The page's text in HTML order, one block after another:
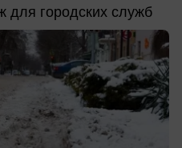
для городских служб